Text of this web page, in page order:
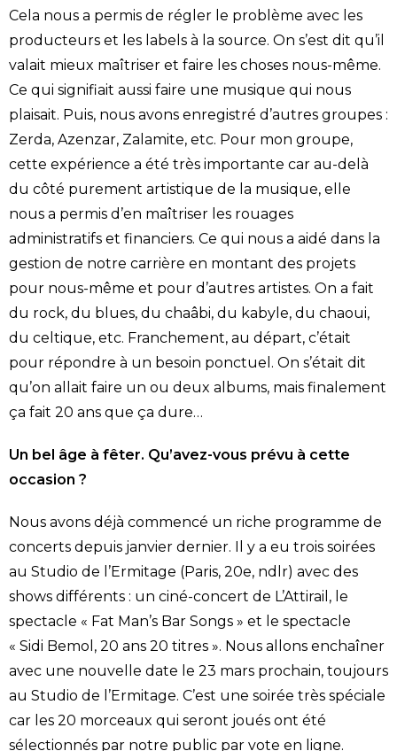
Cela nous a permis de régler le problème avec les
producteurs et les labels à la source. On s’est dit qu’il
valait mieux maîtriser et faire les choses nous-même.
Ce qui signifiait aussi faire une musique qui nous
plaisait. Puis, nous avons enregistré d’autres groupes :
Zerda, Azenzar, Zalamite, etc. Pour mon groupe,
cette expérience a été très importante car au-delà
du côté purement artistique de la musique, elle
nous a permis d’en maîtriser les rouages
administratifs et financiers. Ce qui nous a aidé dans la
gestion de notre carrière en montant des projets
pour nous-même et pour d’autres artistes. On a fait
du rock, du blues, du chaâbi, du kabyle, du chaoui,
du celtique, etc. Franchement, au départ, c’était
pour répondre à un besoin ponctuel. On s’était dit
qu’on allait faire un ou deux albums, mais finalement
ça fait 20 ans que ça dure…
Un bel âge à fêter. Qu’avez-vous prévu à cette
occasion ?
Nous avons déjà commencé un riche programme de
concerts depuis janvier dernier. Il y a eu trois soirées
au Studio de l’Ermitage (Paris, 20e, ndlr) avec des
shows différents : un ciné-concert de L’Attirail, le
spectacle « Fat Man’s Bar Songs » et le spectacle
« Sidi Bemol, 20 ans 20 titres ». Nous allons enchaîner
avec une nouvelle date le 23 mars prochain, toujours
au Studio de l’Ermitage. C’est une soirée très spéciale
car les 20 morceaux qui seront joués ont été
sélectionnés par notre public par vote en ligne.